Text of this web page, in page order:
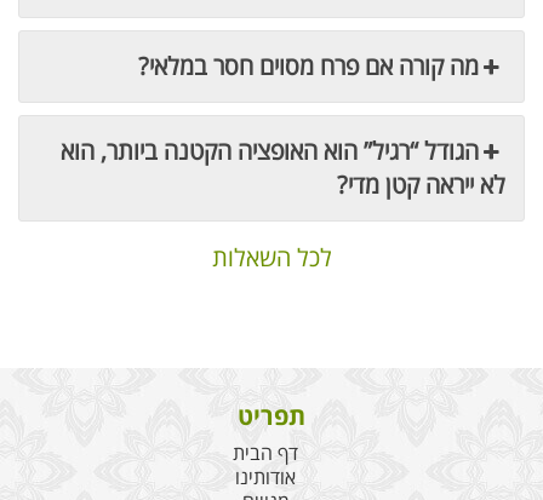
מה קורה אם פרח מסוים חסר במלאי?
הגודל “רגיל” הוא האופציה הקטנה ביותר, הוא
לא ייראה קטן מדי?
לכל השאלות
תפריט
דף הבית
אודותינו